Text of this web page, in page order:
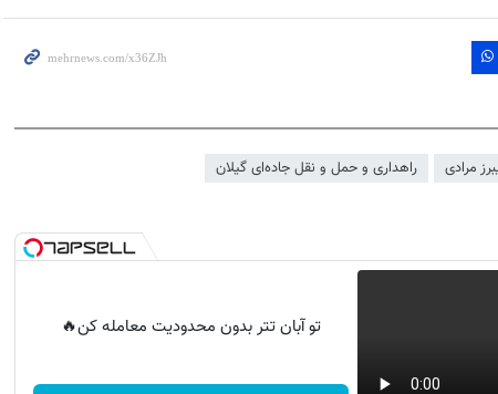
مرادی راهداری و حمل و نقل جاده‌ای گیلان
تو آبان تتر بدون محدودیت معامله کن🔥